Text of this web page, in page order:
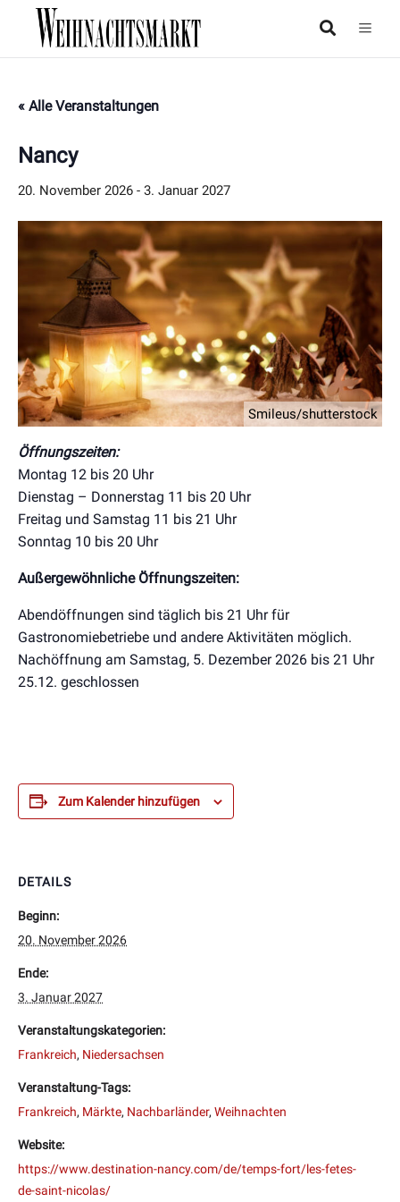
« Alle Veranstaltungen
Nancy
20. November 2026 - 3. Januar 2027
Smileus/shutterstock
Öffnungszeiten:
Montag 12 bis 20 Uhr
Dienstag – Donnerstag 11 bis 20 Uhr
Freitag und Samstag 11 bis 21 Uhr
Sonntag 10 bis 20 Uhr
Außergewöhnliche Öffnungszeiten:
Abendöffnungen sind täglich bis 21 Uhr für
Gastronomiebetriebe und andere Aktivitäten möglich.
Nachöffnung am Samstag, 5. Dezember 2026 bis 21 Uhr
25.12. geschlossen
Zum Kalender hinzufügen
DETAILS
Beginn:
20. November 2026
Ende:
3. Januar 2027
Veranstaltungskategorien:
Frankreich, Niedersachsen
Veranstaltung-Tags:
Frankreich, Märkte, Nachbarländer, Weihnachten
Website:
https://www.destination-nancy.com/de/temps-fort/les-fetes-
de-saint-nicolas/